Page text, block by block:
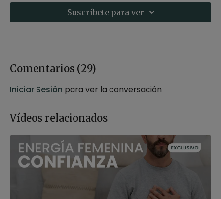
Recomendaciones: Puedes realizar esta meditación,
sentado sobre un zafú o un bloque, en una silla o
Suscríbete para ver
Comentarios (29)
Iniciar Sesión para ver la conversación
Vídeos relacionados